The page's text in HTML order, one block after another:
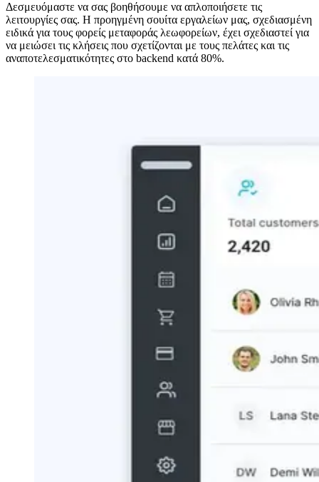
Δεσμευόμαστε να σας βοηθήσουμε να απλοποιήσετε τις
λειτουργίες σας. Η προηγμένη σουίτα εργαλείων μας, σχεδιασμένη
ειδικά για τους φορείς μεταφοράς λεωφορείων, έχει σχεδιαστεί για
να μειώσει τις κλήσεις που σχετίζονται με τους πελάτες και τις
αναποτελεσματικότητες στο backend κατά 80%.